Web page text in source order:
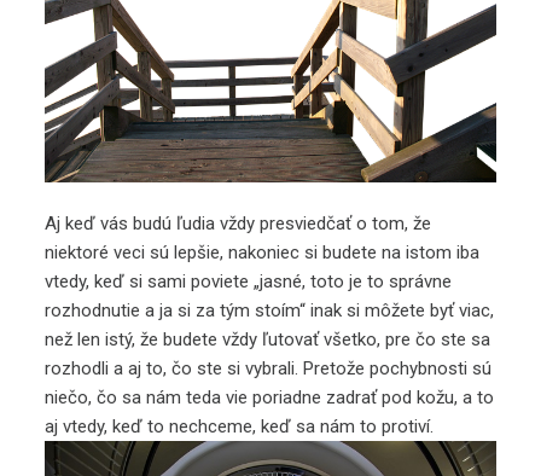
Aj keď vás budú ľudia vždy presviedčať o tom, že
niektoré veci sú lepšie, nakoniec si budete na istom iba
vtedy, keď si sami poviete „jasné, toto je to správne
rozhodnutie a ja si za tým stoím“ inak si môžete byť viac,
než len istý, že budete vždy ľutovať všetko, pre čo ste sa
rozhodli a aj to, čo ste si vybrali. Pretože pochybnosti sú
niečo, čo sa nám teda vie poriadne zadrať pod kožu, a to
aj vtedy, keď to nechceme, keď sa nám to protiví.